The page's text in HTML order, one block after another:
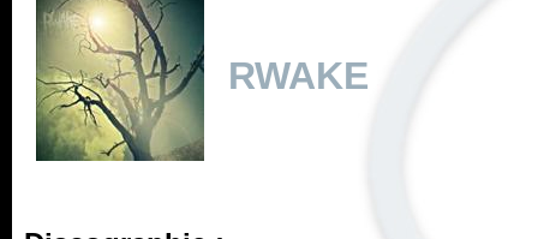
RWAKE